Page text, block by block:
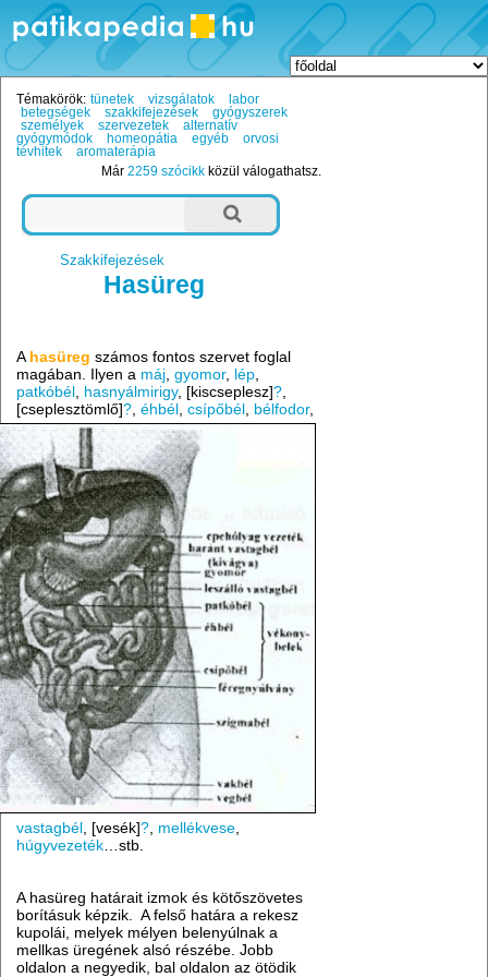
Témakörök: tünetek vizsgálatok
labor
betegségek
szakkifejezések
gyógyszerek
személyek
szervezetek
alternatív
gyógymódok
homeopátia egyéb
orvosi
tévhitek
aromaterápia
Már2259 szócikk közül válogathatsz.
Szakkifejezések
Hasüreg
A hasüreg számos fontos szervet foglal
magában. Ilyen a máj ,gyomor, lép
patkóbél hasnyálmirigy, [kiscseplesz]?
[cseplesztömlő]? ,éhbél ,csípőbél bélfodor,
vastagbél , [vesék]? mellékvese
húgyvezeték …stb.
A hasüreg határait izmok és kötőszövetes
borításuk képzik. A felső határa a rekesz
kupolái, melyek mélyen belenyúlnak a
mellkas üregének alsó részébe. Jobb
oldalon a negyedik, bal oldalon az ötödik